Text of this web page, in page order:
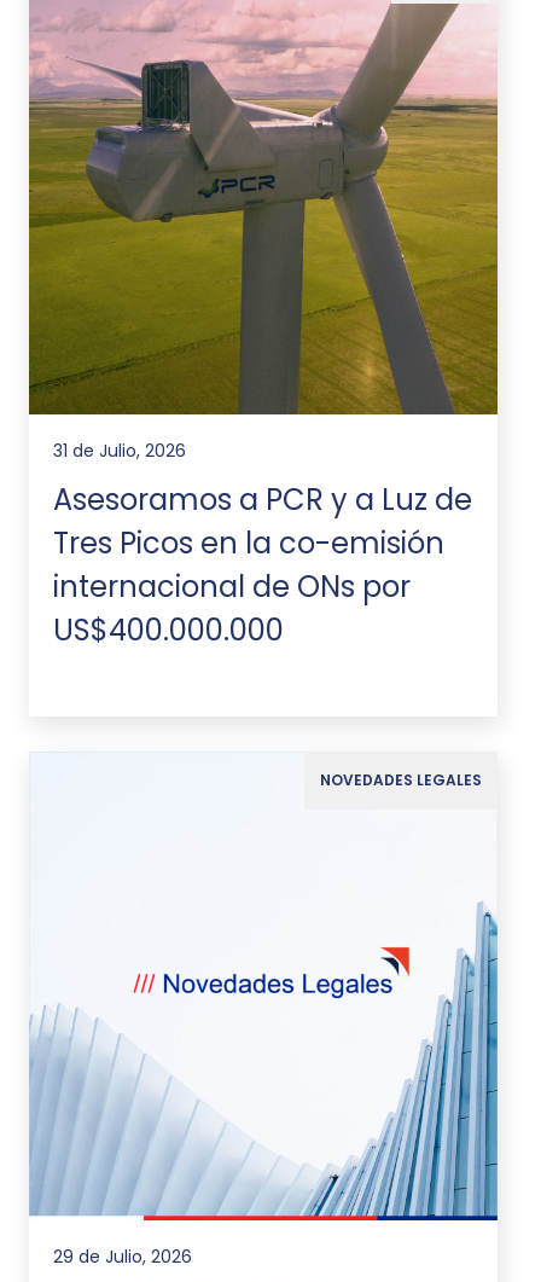
31 de Julio, 2026
Asesoramos a PCR y a Luz de
Tres Picos en la co-emisión
internacional de ONs por
US$400.000.000
NOVEDADES LEGALES
29 de Julio, 2026